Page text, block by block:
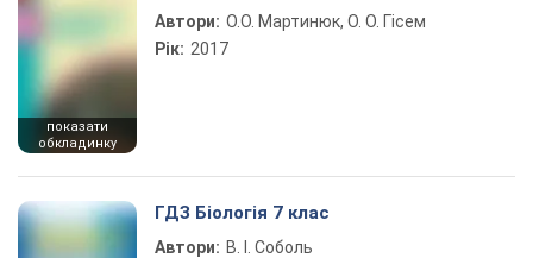
показати
обкладинку
Автори: О.О. Мартинюк, О. О. Гісем
Рік: 2017
ГДЗ Біологія 7 клас
Автори: В. І. Соболь